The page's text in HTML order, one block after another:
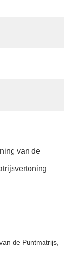
van de
de Puntmatrijs,